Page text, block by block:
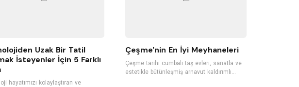
Uzak Bir Tatil
İsteyenler İçin 5 Farklı
hayatımızı kolaylaştıran ve
Çeşme'nin En İyi Meyhaneleri
Çeşme tarihi cumbalı taş evleri, sanatla ve
estetikle bütünleşmiş arnavut kaldırımlı